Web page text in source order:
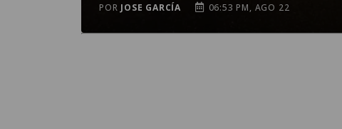
POR JOSE GARCÍA 06:53 PM, AGO 22